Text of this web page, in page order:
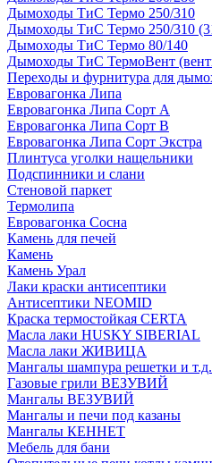
Дымоходы ТиС Термо 250/310
Дымоходы ТиС Термо 250/310
Дымоходы ТиС Термо 80/140
Дымоходы ТиС ТермоВент
Переходы и фурнитура для
Евровагонка Липа
Евровагонка Липа Сорт А
Евровагонка Липа Сорт В
Евровагонка Липа Сорт Экстра
Плинтуса уголки нащельники
Подспинники и слани
Стеновой паркет
Термолипа
Евровагонка Сосна
Камень для печей
Камень
Камень Урал
Лаки краски антисептики
Антисептики NEOMID
Краска термостойкая CERTA
Масла лаки HUSKY SIBERIAL
Масла лаки ЖИВИЦА
Мангалы шампура решетки и т.д.
Газовые грили ВЕЗУВИЙ
Мангалы ВЕЗУВИЙ
Мангалы и печи под казаны
Мангалы КЕННЕТ
Мебель для бани